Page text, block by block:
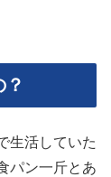
生活していた
パン一斤とあ